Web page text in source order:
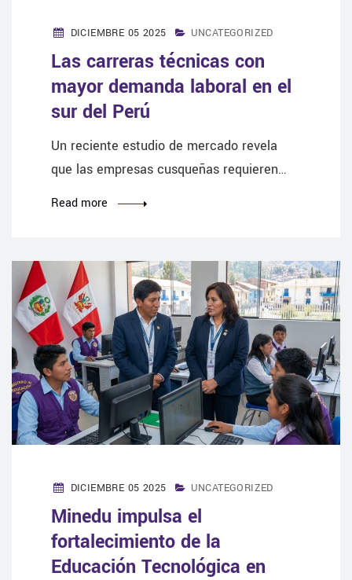
DICIEMBRE 05 2025 UNCATEGORIZED
Las carreras técnicas con
mayor demanda laboral en el
sur del Perú
Un reciente estudio de mercado revela
que las empresas cusqueñas requieren…
Read more
DICIEMBRE 05 2025 UNCATEGORIZED
Minedu impulsa el
fortalecimiento de la
Educación Tecnológica en